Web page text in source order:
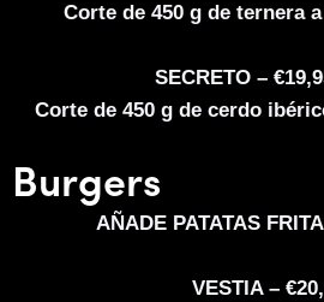
Corte de 450 g de ternera
SECRETO –
Corte de 450 g de cerdo
Burgers
AÑADE PATATAS
VESTIA –